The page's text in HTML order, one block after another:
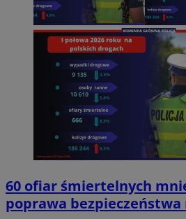
60 ofiar śmiertelnych
poprawa bezpieczeństwa